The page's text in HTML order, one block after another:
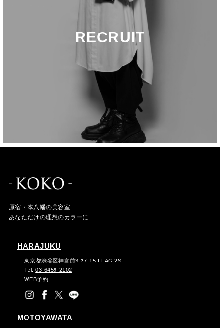
RECRUIT
原宿・本八幡の美容室
あなただけの理想のカラーに
HARAJUKU
東京都渋谷区神宮前3-27-15 FLAG 2S
Tel:03-6459-2102
WEB予約
MOTOYAWATA